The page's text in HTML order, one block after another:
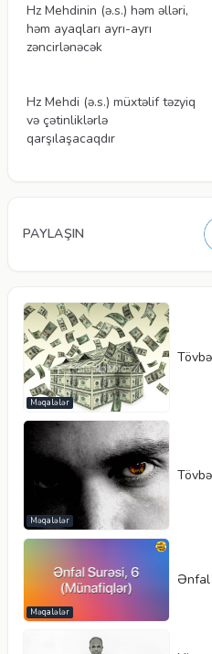
Hz Mehdinin (ə.s.) həm əlləri,
həm ayaqları ayrı-ayrı
zəncirlənəcək
Hz Mehdi (ə.s.) müxtəlif təzyiq
və çətinliklərlə
qarşılaşacaqdır
PAYLAŞIN
Məqalələr
Məqalələr
Məqalələr
Ənfal